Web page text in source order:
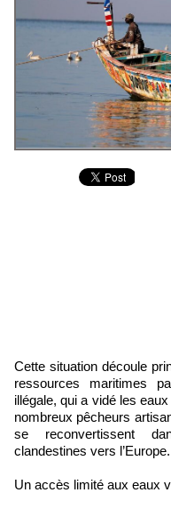
Cette situation découle principalement de la surexploitation des
ressources maritimes
illégale, qui a vidé les
nombreux pêcheurs
se reconvertissent
clandestines vers l’Europe.
Un accès limité aux eaux